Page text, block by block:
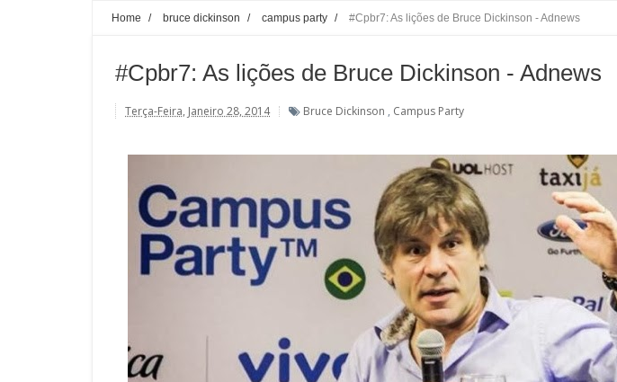
Home / bruce dickinson / campus party / #Cpbr7: As lições de Bruce Dickinson - Adnews
#Cpbr7: As lições de Bruce Dickinson - Adnews
Terça-Feira, Janeiro 28, 2014 Bruce Dickinson , Campus Party